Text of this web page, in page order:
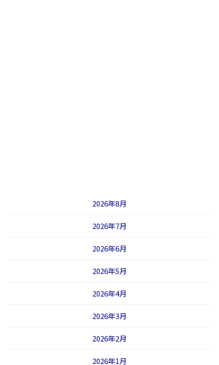
2026年8月
2026年7月
2026年6月
2026年5月
2026年4月
2026年3月
2026年2月
2026年1月